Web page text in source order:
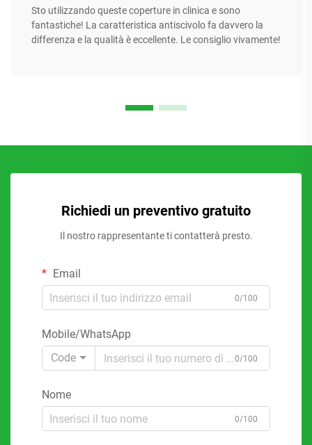
Sto utilizzando queste coperture in clinica e sono
fantastiche! La caratteristica antiscivolo fa davvero la
differenza e la qualità è eccellente. Le consiglio vivamente!
Richiedi un preventivo gratuito
Il nostro rappresentante ti contatterà presto.
Email
0/100
Mobile/WhatsApp
Code
0/100
Nome
0/100